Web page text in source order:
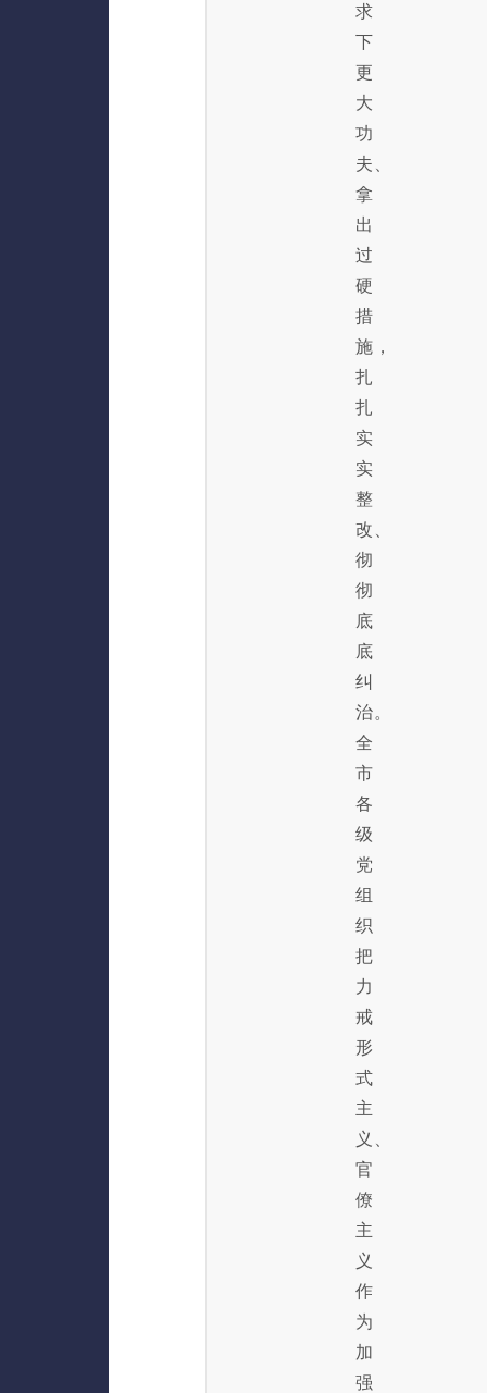
求
下
更
大
功
夫、
拿
出
过
硬
措
施，
扎
扎
实
实
整
改、
彻
彻
底
底
纠
治。
全
市
各
级
党
组
织
把
力
戒
形
式
主
义、
官
僚
主
义
作
为
加
强